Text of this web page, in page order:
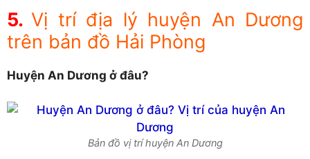
Vị trí địa lý huyện An Dương
trên bản đồ Hải Phòng
Huyện An Dương ở đâu?
Bản đồ vị trí huyện An Dương